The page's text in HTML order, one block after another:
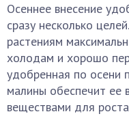
Осеннее внесение
сразу несколько
растениям
холодам и хорошо
удобренная по осени
малины обеспечит ее
веществами для